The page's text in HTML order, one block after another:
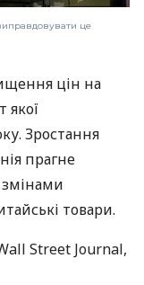
це
цін на
якої
Зростання
прагне
товари.
Street Journal,